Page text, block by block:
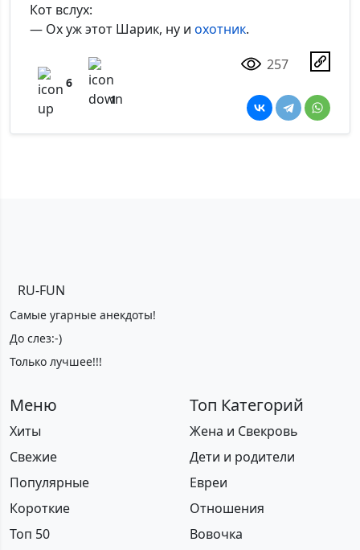
Кот вслух:
— Ох уж этот Шарик, ну и охотник.
6
1
257
RU-FUN
Самые угарные анекдоты!
До слез:-)
Только лучшее!!!
Меню
Хиты
Свежие
Популярные
Короткие
Топ 50
Топ Категорий
Жена и Свекровь
Дети и родители
Евреи
Отношения
Вовочка